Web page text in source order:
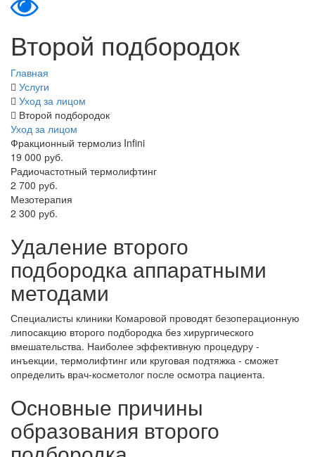
Второй подбородок
Главная
Услуги
Уход за лицом
Второй подбородок
Уход за лицом
Фракционный термолиз Infini
19 000 руб.
Радиочастотный термолифтинг
2 700 руб.
Мезотерапия
2 300 руб.
Удаление второго
подбородка аппаратными
методами
Специалисты клиники Комаровой проводят безоперационную
липосакцию второго подбородка без хирургического
вмешательства. Наиболее эффективную процедуру -
инъекции, термолифтинг или круговая подтяжка - сможет
определить врач-косметолог после осмотра пациента.
Основные причины
образования второго